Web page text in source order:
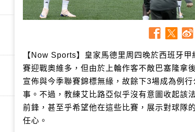
【Now Sports】皇家馬德里周四晚於西班牙甲
賽迎戰奧維多，但由於上輪作客不敵巴塞隆拿後
宣佈與今季聯賽錦標無緣，故餘下3場成為例行
事。不過，教練艾比路亞似乎沒有意圖收起該
前鋒，甚至乎希望他在這些比賽，展示對球隊
任心。